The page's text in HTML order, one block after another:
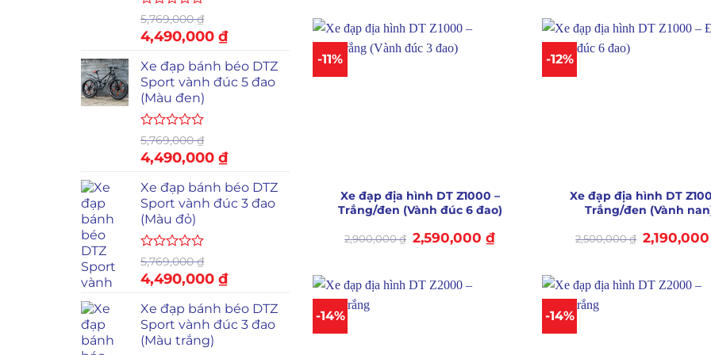
Được
xếp
hạng
5
sao
5,769,000₫
Giá
là:
5,769,000 ₫.
4,490,000 ₫Giá
tại
là:
Xe đạp bánh béo DTZ
Sport vành đúc 5 đao
(Màu đen)
Được
xếp
hạng
5
sao
5,769,000₫
Giá
là:
5,769,000 ₫.
4,490,000 ₫Giá
tại
là:
Xe đạp bánh béo DTZ
Sport vành đúc 3 đao
(Màu đỏ)
Được
xếp
hạng
5
sao
5,769,000₫
Giá
là:
5,769,000 ₫.
4,490,000 ₫Giá
tại
là:
Xe đạp bánh béo DTZ
Sport vành đúc 3 đao
(Màu trắng)
2,590,000 ₫.
-11%
Xe đạp địa hình DT Z1000 –
Trắng/đen (Vành đúc 6 đao)
2,900,000₫ Giá
gốc
2,590,000₫Giá
2,590,000 ₫.
-12%
Xe đạp địa hình DT
Trắng/đen (Vành
2,500,000₫ Giá
gốc
-14% -14%